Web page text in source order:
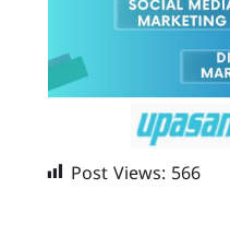
Post Views: 566